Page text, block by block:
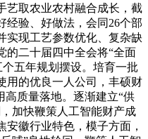
艺取农业农村融合成长，截
经验、好做法，会同26个部
实现工艺参数优化、复杂缺
的二十届四中全会将“全面
个五年规划摆设。培育一批
用的优良一人公司，丰硕财
高质量落地。逐渐建立“供
加快鞭策人工智能财产成
徽行业特色，模子方面，